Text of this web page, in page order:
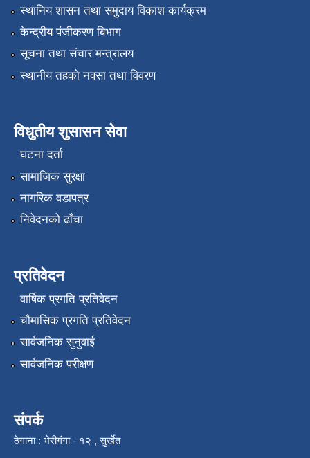
स्थानिय शासन तथा समुदाय विकाश कार्यक्रम
केन्द्रीय पंजीकरण बिभाग
सूचना तथा संचार मन्त्रालय
स्थानीय तहको नक्सा तथा विवरण
विधुतीय शुसासन सेवा
घटना दर्ता
सामाजिक सुरक्षा
नागरिक वडापत्र
निवेदनको ढाँचा
प्रतिवेदन
वार्षिक प्रगति प्रतिवेदन
चौमासिक प्रगति प्रतिवेदन
सार्वजनिक सुनुवाई
सार्वजनिक परीक्षण
संपर्क
ठेगाना : भेरीगंगा - १२ , सुर्खेत